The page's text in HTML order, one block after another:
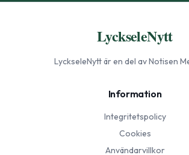
LyckseleNytt
LyckseleNyttär en del av Notisen
Information
Integritetspolicy
Cookies
Användarvillkor